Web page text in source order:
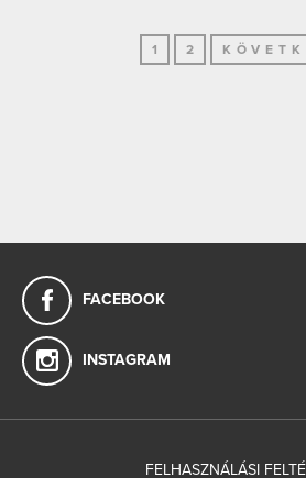
1 2
FACEBOOK
INSTAGRAM
FELHASZNÁLÁSI